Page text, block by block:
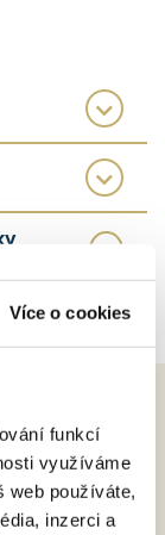
Více o cookies
funkcí
využíváme
web používáte,
inzerci a
potřeb.